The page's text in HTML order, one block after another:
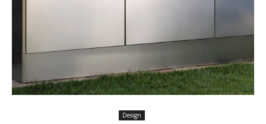
Design